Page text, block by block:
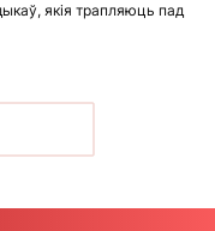
якія трапляюць пад